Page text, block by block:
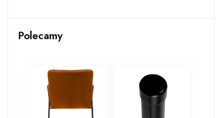
Polecamy